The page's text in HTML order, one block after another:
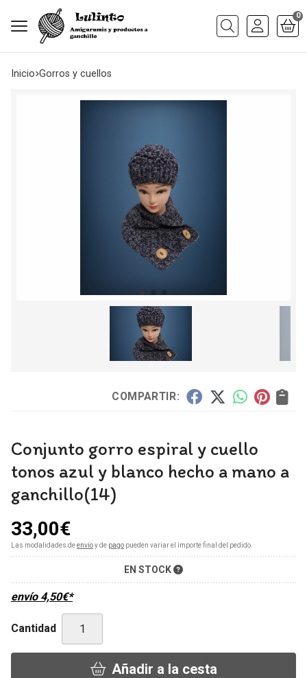
Buscar
0
Inicio gorros y cuellos
COMPARTIR:
Conjunto gorro espiral y cuello
tonos azul y blanco hecho a mano a
ganchillo(14)
33,00€
Las modalidades deenvíoy de pago pueden variar el importe final del pedido.
EN STOCK
envío 4,50€*
Cantidad
Añadir a la cesta